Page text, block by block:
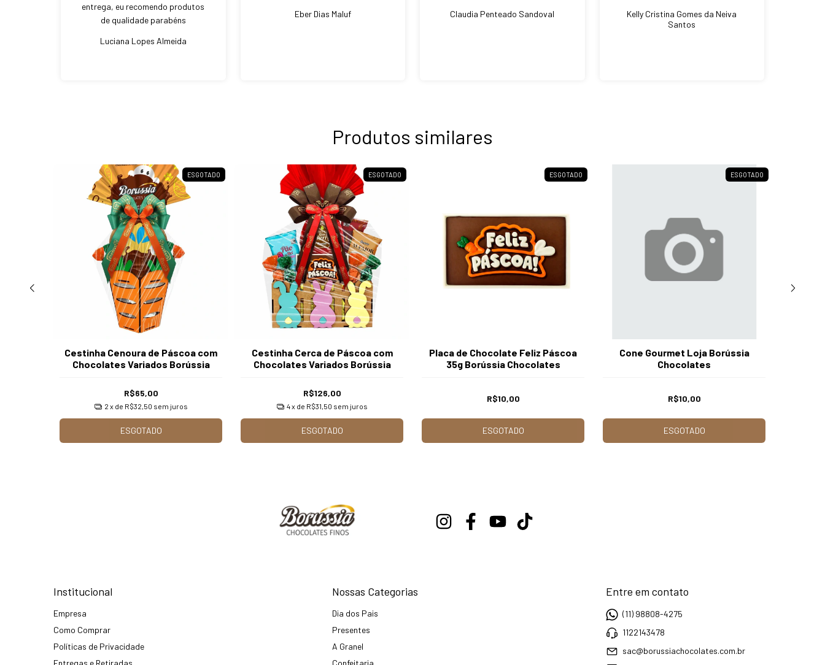
entrega, eu recomendo produtos
de qualidade parabéns
Luciana Lopes Almeida
Eber Dias Maluf
Claudia Penteado Sandoval
Kelly Cristina Gomes da Neiva
Santos
Produtos similares
ESGOTADO
Cestinha Cenoura de Páscoa com
Chocolates Variados Borússia
R$65,00
2 x de R$32,50 sem juros
ESGOTADO
ESGOTADO
Cestinha Cerca de Páscoa com
Chocolates Variados Borússia
R$126,00
4x de R$31,50 sem juros
ESGOTADO
ESGOTADO
Placa de Chocolate Feliz Páscoa
35g Borússia Chocolates
R$10,00
ESGOTADO
ESGOTADO
Cone Gourmet Loja Borússia
Chocolates
R$10,00
ESGOTADO
Institucional
Empresa
Como Comprar
Políticas de Privacidade
Entregas e Retiradas
Nossas Categorias
Dia dos Pais
Presentes
A Granel
Confeitaria
Entre em contato
(11) 98808-4275
1122143478
sac@borussiachocolates.com.br